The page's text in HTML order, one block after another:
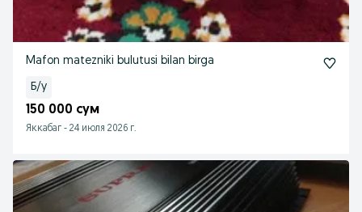
Mafon matezniki bulutusi bilan birga
Б/у
150 000 сум
Яккабаг - 24 июля 2026 г.